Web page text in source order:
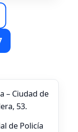
– Ciudad de
53.
de Policía